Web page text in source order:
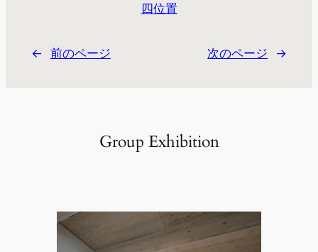
四位置
← 前のページ 次のページ →
Group Exhibition